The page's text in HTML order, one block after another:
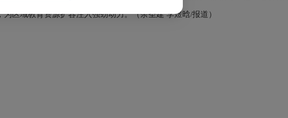
区域教育资源扩容注入强劲动力。（余圣建 李煜晗/报道）